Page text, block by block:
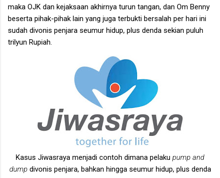
maka OJK dan kejaksaan akhirnya turun tangan, dan Om Benny
beserta pihak-pihak lain yang juga terbukti bersalah per hari ini
sudah divonis penjara seumur hidup, plus denda sekian puluh
trilyun Rupiah.
Kasus Jiwasraya menjadi contoh dimana pelaku pump and
dumpdivonis penjara, bahkan hingga seumur hidup, plus denda